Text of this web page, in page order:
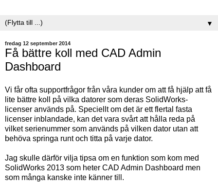
▼
fredag 12 september 2014
Få bättre koll med CAD Admin
Dashboard
Vi får ofta supportfrågor från våra kunder om att få hjälp att få
lite bättre koll på vilka datorer som deras SolidWorks-
licenser används på. Speciellt om det är ett flertal fasta
licenser inblandade, kan det vara svårt att hålla reda på
vilket serienummer som används på vilken dator utan att
behöva springa runt och titta på varje dator.
Jag skulle därför vilja tipsa om en funktion som kom med
SolidWorks 2013 som heter CAD Admin Dashboard men
som många kanske inte känner till.